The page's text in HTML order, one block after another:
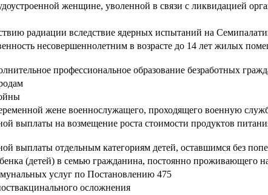
женщине, уволенной в связи с ликвидацией
радиации вследствие ядерных испытаний на
несовершеннолетним в возрасте до 14 лет жилых
профессиональное образование безработных
жене военнослужащего, проходящего военную
выплаты на возмещение роста стоимости продуктов
выплаты отдельным категориям детей, оставшимся без
(детей) в семью гражданина, постоянно проживающего
услуг по Постановлению 475
осложнения